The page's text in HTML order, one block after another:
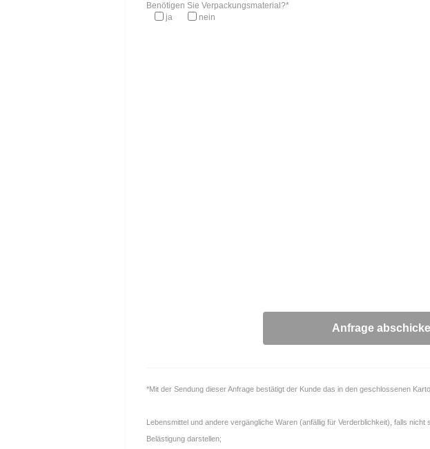
Benötigen Sie Verpackungsmaterial?*
ja
nein
*Mit der Sendung dieser Anfrage bestätigt der Kunde das in den geschlossenen
Lebensmittel und andere vergängliche Waren (anfällig für Verderblichkeit), falls
Belästigung darstellen;